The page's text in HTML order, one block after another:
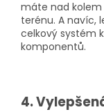
máte nad
terénu. A navíc,
celkový systém
komponentů.
4.